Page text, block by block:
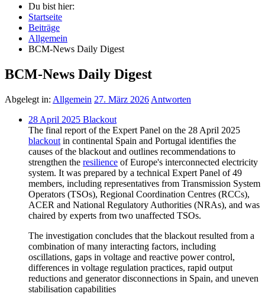
Du bist hier:
Startseite
Beiträge
Allgemein
BCM-News Daily Digest
BCM-News Daily Digest
Abgelegt in: Allgemein 27. März 2026 Antworten
28 April 2025 Blackout
The final report of the Expert Panel on the 28 April 2025
blackout in continental Spain and Portugal identifies the
causes of the blackout and outlines recommendations to
strengthen the resilience of Europe's interconnected electricity
system. It was prepared by a technical Expert Panel of 49
members, including representatives from Transmission System
Operators (TSOs), Regional Coordination Centres (RCCs),
ACER and National Regulatory Authorities (NRAs), and was
chaired by experts from two unaffected TSOs.
The investigation concludes that the blackout resulted from a
combination of many interacting factors, including
oscillations, gaps in voltage and reactive power control,
differences in voltage regulation practices, rapid output
reductions and generator disconnections in Spain, and uneven
stabilisation capabilities